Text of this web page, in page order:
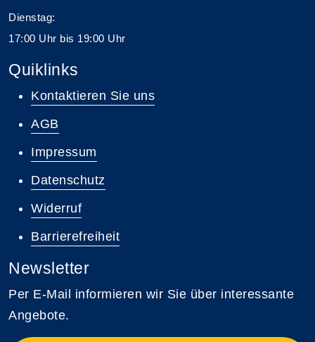
Dienstag:
17:00 Uhr bis 19:00 Uhr
Quiklinks
Kontaktieren Sie uns
AGB
Impressum
Datenschutz
Widerruf
Barrierefreiheit
Newsletter
Per E-Mail informieren wir Sie über interessante
Angebote.